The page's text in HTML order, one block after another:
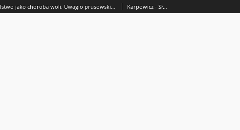
Marzycielstwo jako choroba woli. Uwagio prusowskich ( i platońskich) ideałachżyciowych na marginesie noweli Z legend dawnego Egiptu Bolesława Prusa Karpowicz - Słowikowska, Sylwia